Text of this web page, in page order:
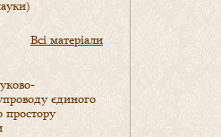
Всі матеріали
єдиного
простору